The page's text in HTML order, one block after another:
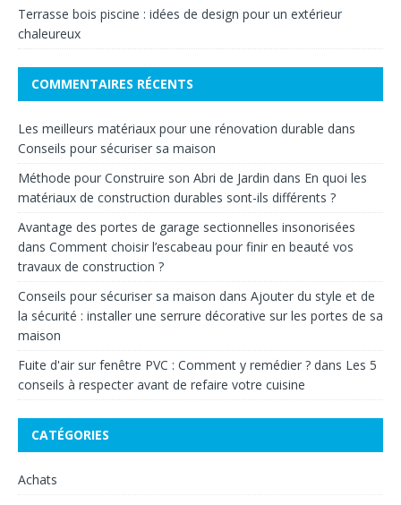
Terrasse bois piscine : idées de design pour un extérieur
chaleureux
COMMENTAIRES RÉCENTS
Les meilleurs matériaux pour une rénovation durable dans
Conseils pour sécuriser sa maison
Méthode pour Construire son Abri de Jardin dans En quoi les
matériaux de construction durables sont-ils différents ?
Avantage des portes de garage sectionnelles insonorisées
dans Comment choisir l’escabeau pour finir en beauté vos
travaux de construction ?
Conseils pour sécuriser sa maison dans Ajouter du style et de
la sécurité : installer une serrure décorative sur les portes de sa
maison
Fuite d'air sur fenêtre PVC : Comment y remédier ? dans Les 5
conseils à respecter avant de refaire votre cuisine
CATÉGORIES
Achats